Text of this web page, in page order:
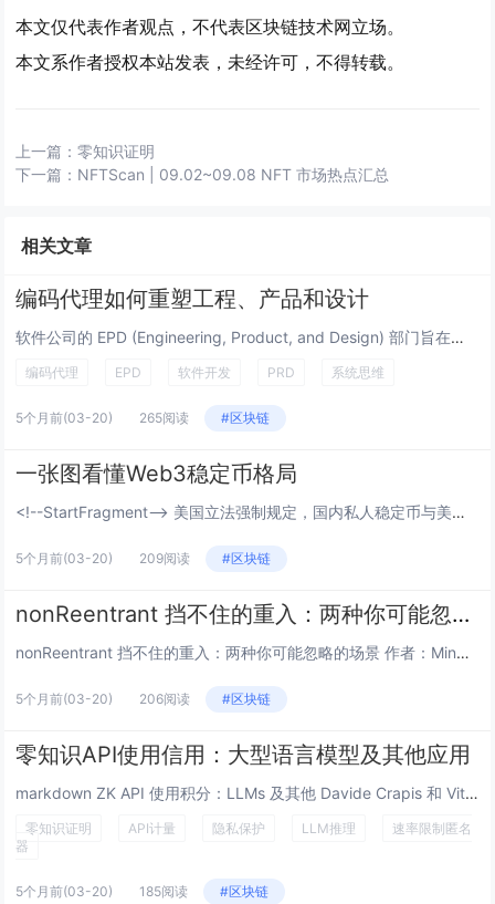
本文仅代表作者观点，不代表区块链技术网立场。
本文系作者授权本站发表，未经许可，不得转载。
上一篇：零知识证明
下一篇： NFTScan | 09.02~09.08 NFT 市场热点汇总
相关文章
编码代理如何重塑工程、产品和设计
软件公司的 EPD (Engineering, Product, and Design) 部门旨在创建优质软件。尽管...
编码代理 EPD 软件开发 PRD 系统思维
5个月前(03-20) 265阅读 #区块链
一张图看懂Web3稳定币格局
<!--StartFragment--> 美国立法强制规定，国内私人稳定币与美元国债挂钩，换汤不换药，...
5个月前(03-20) 209阅读 #区块链
nonReentrant 挡不住的重入：两种你可能忽略的场景
nonReentrant 挡不住的重入：两种你可能忽略的场景 作者：Mingyang Fan (@SymmaTe...
5个月前(03-20) 206阅读 #区块链
零知识API使用信用：大型语言模型及其他应用
markdown ZK API 使用积分：LLMs 及其他 Davide Crapis 和 Vitalik Bute...
零知识证明 API计量 隐私保护 LLM推理
速率限制匿名
器
5个月前(03-20) 185阅读 #区块链